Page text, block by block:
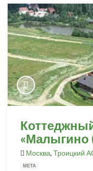
«Малыгино
Москва, Троицкий
МЕТА